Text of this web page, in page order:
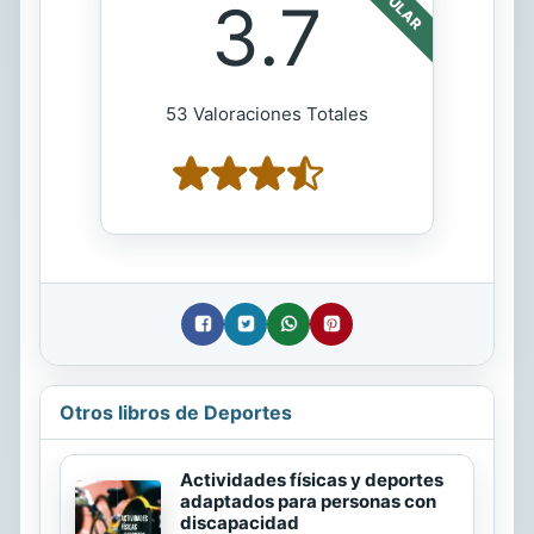
3.7
53 Valoraciones Totales
Otros libros de Deportes
Actividades físicas y deportes
adaptados para personas con
discapacidad